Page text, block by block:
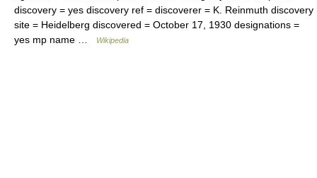
discovery = yes discovery ref = discoverer = K. Reinmuth discovery
site = Heidelberg discovered = October 17, 1930 designations =
yes mp name …
Wikipedia